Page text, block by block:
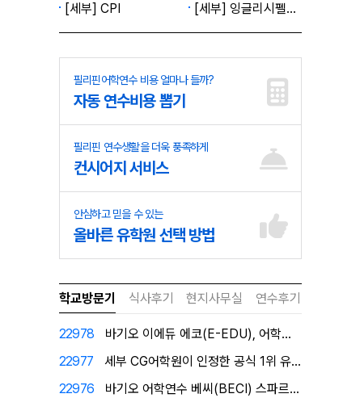
[세부] CPI
[세부] 잉글리시펠라 1캠퍼스
필리핀어학연수 비용 얼마나 들까?
자동 연수비용 뽑기
필리핀 연수생활을 더욱 풍족하게
컨시어지 서비스
안심하고 믿을 수 있는
올바른 유학원 선택 방법
학교방문기 식사후기 현지사무실 연수후기
22978
바기오 이에듀 에코(E-EDU), 어학원이 직접 인증한…
22977
세부 CG어학원이 인정한 공식 1위 유학원 필자닷컴에서…
22976
바기오 어학연수 베씨(BECI) 스파르타 공식 1위유학…